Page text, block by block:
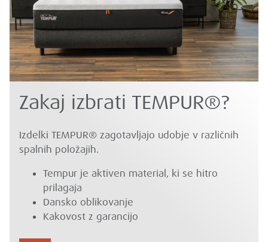
Zakaj izbrati TEMPUR®?
Izdelki TEMPUR® zagotavljajo udobje v različnih
spalnih položajih.
Tempur je aktiven material, ki se hitro
prilagaja
Dansko oblikovanje
Kakovost z garancijo